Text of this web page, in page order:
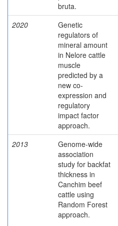
bruta.
2020
Genetic
regulators of
mineral amount
in Nelore cattle
muscle
predicted by a
new co-
expression and
regulatory
impact factor
approach.
2013
Genome-wide
association
study for backfat
thickness in
Canchim beef
cattle using
Random Forest
approach.